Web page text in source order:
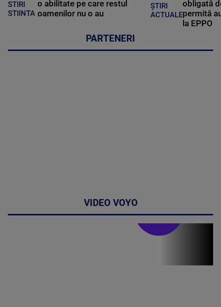
STIRI
STIINTA
o abilitate pe care restul
oamenilor nu o au
ȘTIRI
ACTUALE
obligată
permită
la EPPO
PARTENERI
VIDEO VOYO